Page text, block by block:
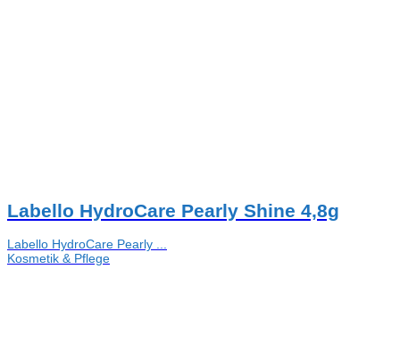
Labello HydroCare Pearly Shine 4,8g
Labello HydroCare Pearly ...
Kosmetik & Pflege